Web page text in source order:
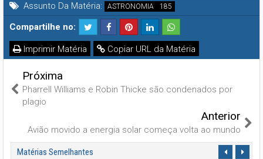
Assunto Da Matéria: ASTRONOMIA
Compartilhe no:
Copiar URL da Matéria
Imprimir Matéria
Próxima
Pharrell Williams e Robin Thicke são condenados por
plagio
Anterior
Avião movido a energia solar começa volta ao mundo
Matérias Semelhantes